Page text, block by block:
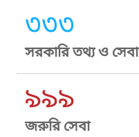
৩৩৩
সরকারি তথ্য ও সেবা
৯৯৯
জরুরি সেবা